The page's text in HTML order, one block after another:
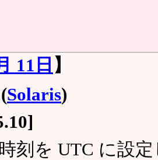
11日 】
Solaris)
刻を UTC に設